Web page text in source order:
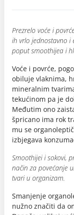
Prezrelo voće i
ih vrlo jednostavno i
poput smoothijea i
Voće i povrće,
obiluje vlaknima,
mineralnim
tekućinom pa je
Međutim ono
špricano ima rok
mu se
izbjegava
Smoothijei i sokovi,
način za povećanje
tvari u organizam.
Smanjenje
nužno značiti da